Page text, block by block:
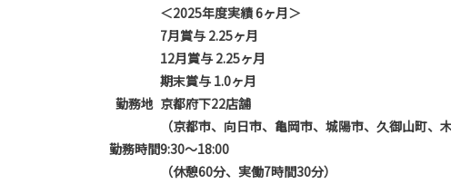
＜2025年度実績 6ヶ月＞
7月賞与 2.25ヶ月
12月賞与 2.25ヶ月
期末賞与 1.0ヶ月
勤務地 京都府下22店舗
（京都市、向日市、亀岡市、城陽市、久御山町、
勤務時間9:30～18:00
（休憩60分、実働7時間30分）